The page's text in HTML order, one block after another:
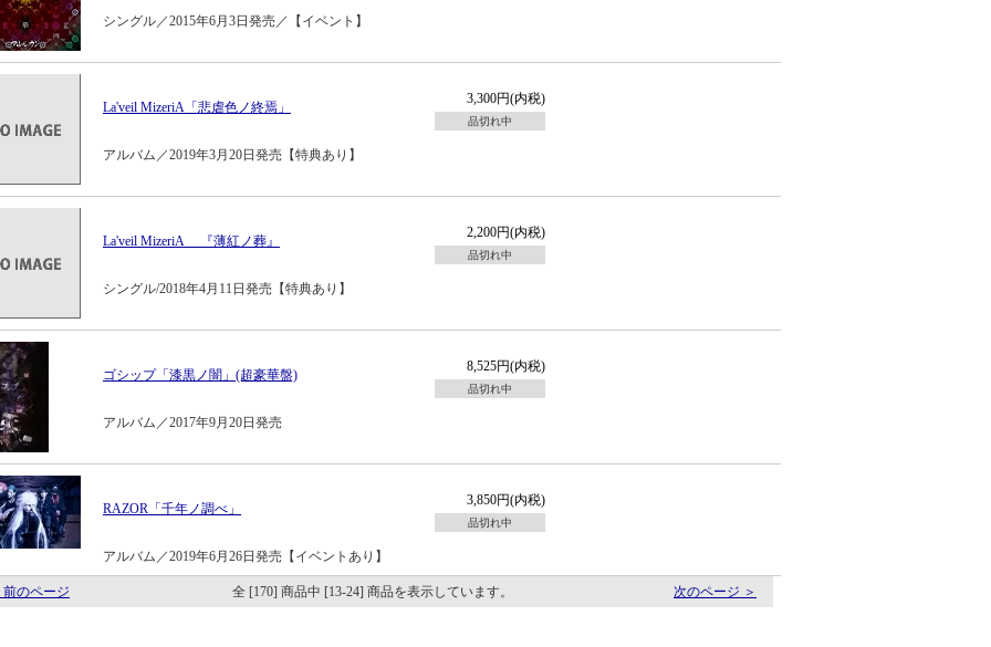
シングル／2015年6月3日発売／【イベント】
La'veil MizeriA「悲虐色ノ終焉」
3,300円(内税)
品切れ中
アルバム／2019年3月20日発売【特典あり】
La'veil MizeriA 『薄紅ノ葬』
2,200円(内税)
品切れ中
シングル/2018年4月11日発売【特典あり】
ゴシップ「漆黒ノ闇」(超豪華盤)
8,525円(内税)
品切れ中
アルバム／2017年9月20日発売
RAZOR「千年ノ調べ」
3,850円(内税)
品切れ中
アルバム／2019年6月26日発売【イベントあり】
前のページ 全 [170] 商品中 [13-24] 商品を表示しています。 次のページ ＞